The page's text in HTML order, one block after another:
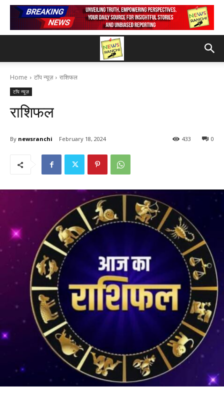
Home टॉप न्यूज़ राशिफल
टॉप न्यूज़
राशिफल
By newsranchi February 18, 2024 0
433